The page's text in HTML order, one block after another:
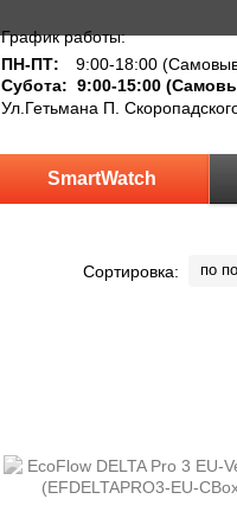
График работы:
ПН-ПТ:
9:00-18:00
Субота: 9:00-15:00
Ул.Гетьмана П.
SmartWatch
Сортировка: по